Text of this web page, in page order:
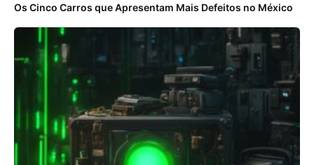
Os Cinco Carros que Apresentam Mais Defeitos no México